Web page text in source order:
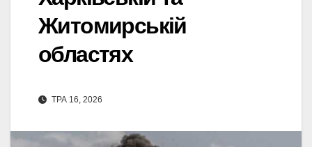
Житомирській
областях
ТРА 16, 2026